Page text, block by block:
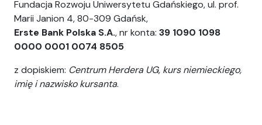
Fundacja Rozwoju Uniwersytetu Gdańskiego, ul. prof.
Marii Janion 4, 80-309 Gdańsk,
Erste Bank Polska S.A., nr konta: 39 1090 1098
0000 0001 0074 8505
z dopiskiem: Centrum Herdera UG, kurs niemieckiego,
imię i nazwisko kursanta.